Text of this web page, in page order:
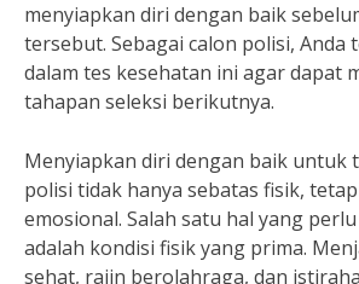
menyiapkan diri dengan baik
tersebut. Sebagai calon polisi, Anda
dalam tes kesehatan ini agar dapat
tahapan seleksi berikutnya.
Menyiapkan diri dengan baik untuk
polisi tidak hanya sebatas fisik,
emosional. Salah satu hal yang
adalah kondisi fisik yang prima.
sehat, rajin berolahraga, dan